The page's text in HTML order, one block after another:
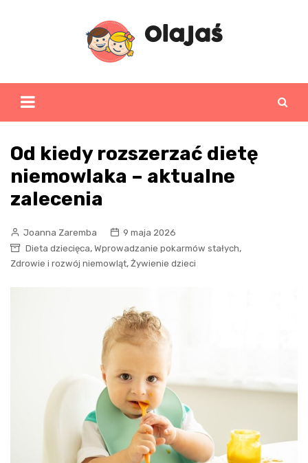
Od kiedy rozszerzać dietę
niemowlaka – aktualne
zalecenia
Joanna Zaremba
9 maja 2026
Dieta dziecięca, Wprowadzanie pokarmów stałych,
Zdrowie i rozwój niemowląt, Żywienie dzieci